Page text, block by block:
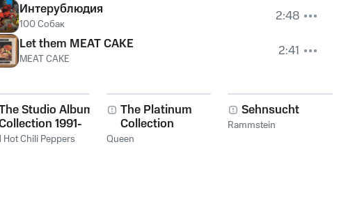
Интерублюдия
100 Собак
2:48
Let them MEAT CAKE
MEAT CAKE 2:41
Studio Album
1991-
Hot Chili Peppers
The Platinum
Collection
Queen
Sehnsucht
Rammstein